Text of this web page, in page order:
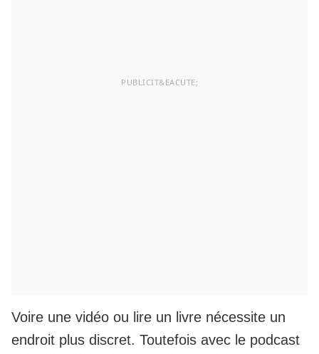
Voire une vidéo ou lire un livre nécessite un
endroit plus discret. Toutefois avec le podcast